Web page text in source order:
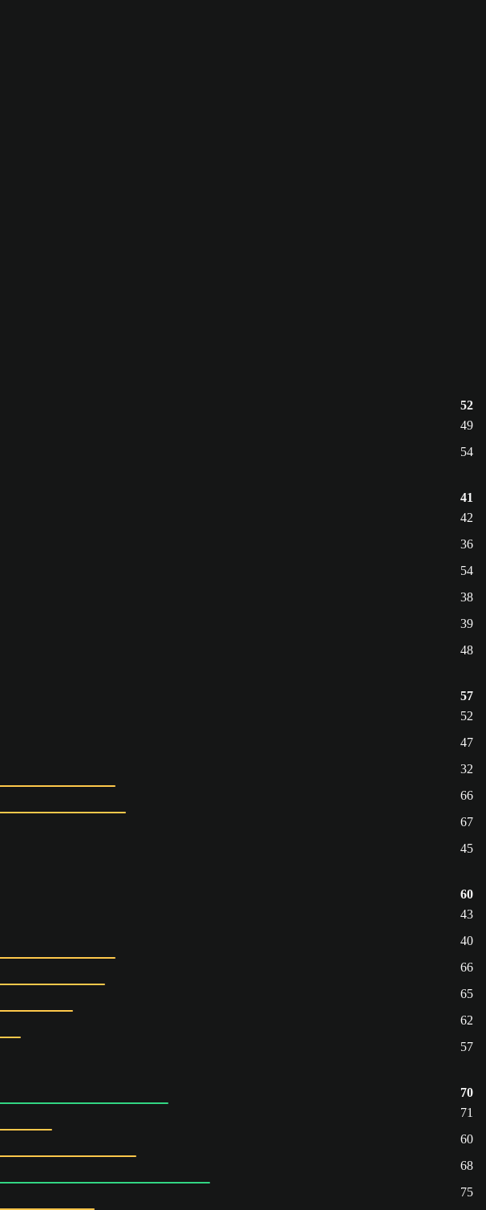
52
49
54
41
42
36
54
38
39
48
57
52
47
32
66
67
45
60
43
40
66
65
62
57
70
71
60
68
75